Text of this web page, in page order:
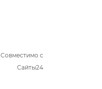
Совместимо с
Сайты24